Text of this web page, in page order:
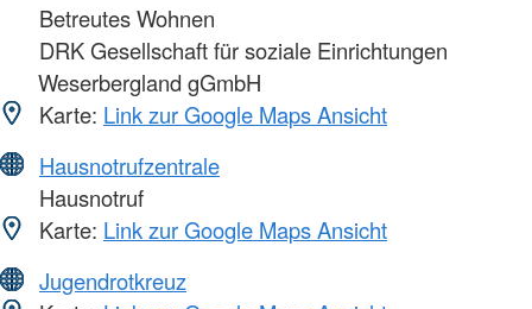
Betreutes Wohnen
DRK Gesellschaft für soziale Einrichtungen
Weserbergland gGmbH
Karte: Link zur Google Maps Ansicht
Hausnotrufzentrale
Hausnotruf
Karte: Link zur Google Maps Ansicht
Jugendrotkreuz